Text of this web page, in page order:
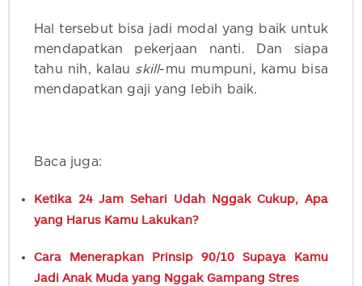
Hal tersebut bisa jadi modal yang baik untuk
mendapatkan pekerjaan nanti. Dan siapa
tahu nih, kalau skill-mu mumpuni, kamu bisa
mendapatkan gaji yang lebih baik.
Baca juga:
Ketika 24 Jam Sehari Udah Nggak Cukup, Apa
yang Harus Kamu Lakukan?
Cara Menerapkan Prinsip 90/10 Supaya Kamu
Jadi Anak Muda yang Nggak Gampang Stres